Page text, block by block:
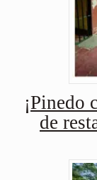
¡Pinedo
de